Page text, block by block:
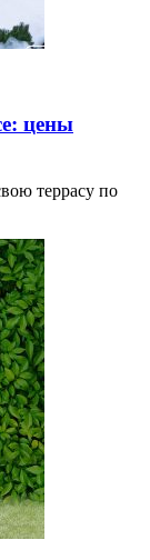
цены
террасу по